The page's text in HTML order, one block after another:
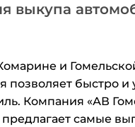
выкупа
и
позволяет быстро
Компания «АВ
предлагает самые